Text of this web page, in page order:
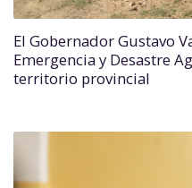
El Gobernador Gustavo
Emergencia y Desastre
territorio provincial